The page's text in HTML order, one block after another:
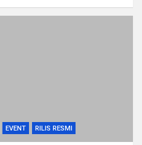
EVENT RILIS RESMI